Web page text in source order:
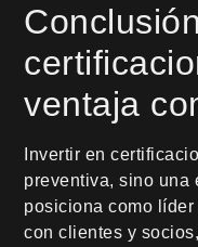
ventaja
Invertir en
preventiva, sino una
posiciona como
con clientes y